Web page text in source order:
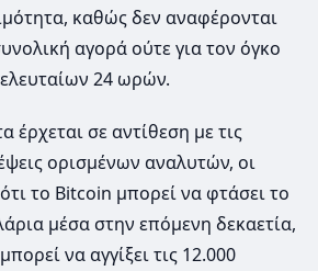
καθώς δεν αναφέρονται
αγορά ούτε για τον όγκο
24 ωρών.
έρχεται σε αντίθεση με τις
ορισμένων αναλυτών, οι
το Bitcoin μπορεί να φτάσει το
μέσα στην επόμενη δεκαετία,
να αγγίξει τις 12.000